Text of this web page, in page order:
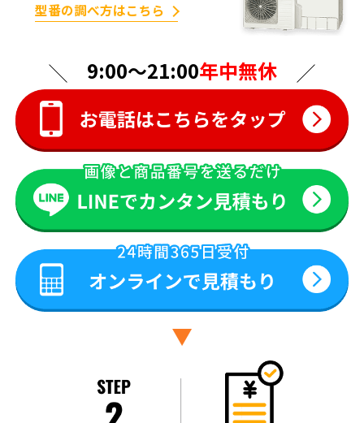
型番の調べ方はこちら
9:00〜21:00年中無休